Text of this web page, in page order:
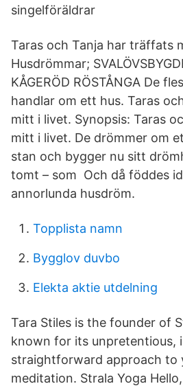
singelföräldrar
Taras och Tanja har träffats
Husdrömmar;
KÅGERÖD RÖSTÅNGA De
handlar om ett hus. Taras
mitt i livet. Synopsis: Taras
mitt i livet. De drömmer om
stan och bygger nu sitt
tomt – som Och då föddes
annorlunda husdröm.
Topplista namn
Bygglov duvbo
Elekta aktie utdelning
Tara Stiles is the founder of
known for its unpretentious,
straightforward approach to
meditation. Strala Yoga